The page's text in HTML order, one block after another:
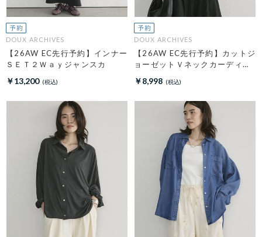
DOUX ARCHIVES
【26AW EC先行予約】インナー
ＳＥＴ２Ｗａｙジャンスカ
￥13,200
DOUX ARCHIVES
【26AW EC先行予約】カットジ
ョーゼットＶネックカーディガ
￥8,998